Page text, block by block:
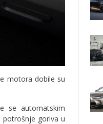
motora dobile su
se automatskim
potrošnje goriva u